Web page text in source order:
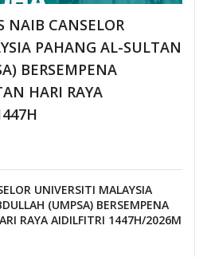
NAIB CANSELOR
PAHANG AL-SULTAN
BERSEMPENA
HARI RAYA
UNIVERSITI MALAYSIA
(UMPSA) BERSEMPENA
RAYA AIDILFITRI 1447H/2026M